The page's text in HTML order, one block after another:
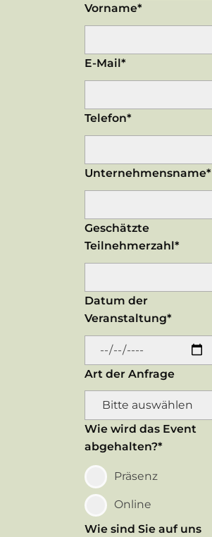
Vorname*
E-Mail*
Telefon*
Unternehmensname*
Geschätzte
Teilnehmerzahl*
Datum der
Veranstaltung*
Art der Anfrage
Wie wird das Event
abgehalten?*
Präsenz
Online
Wie sind Sie auf uns